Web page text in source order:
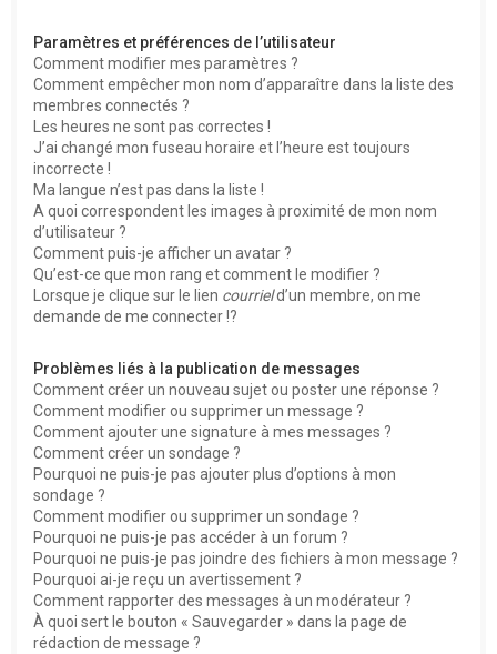
Paramètres et préférences de l’utilisateur
Comment modifier mes paramètres ?
Comment empêcher mon nom d’apparaître dans la liste des
membres connectés ?
Les heures ne sont pas correctes !
J’ai changé mon fuseau horaire et l’heure est toujours
incorrecte !
Ma langue n’est pas dans la liste !
A quoi correspondent les images à proximité de mon nom
d’utilisateur ?
Comment puis-je afficher un avatar ?
Qu’est-ce que mon rang et comment le modifier ?
Lorsque je clique sur le lien courrield’un membre, on me
demande de me connecter !?
Problèmes liés à la publication de messages
Comment créer un nouveau sujet ou poster une réponse ?
Comment modifier ou supprimer un message ?
Comment ajouter une signature à mes messages ?
Comment créer un sondage ?
Pourquoi ne puis-je pas ajouter plus d’options à mon
sondage ?
Comment modifier ou supprimer un sondage ?
Pourquoi ne puis-je pas accéder à un forum ?
Pourquoi ne puis-je pas joindre des fichiers à mon message ?
Pourquoi ai-je reçu un avertissement ?
Comment rapporter des messages à un modérateur ?
À quoi sert le bouton « Sauvegarder » dans la page de
rédaction de message ?